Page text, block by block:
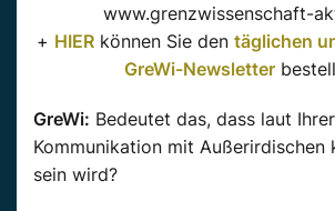
www.grenzwissenschaft-
+ HIER können Sie den täglichen
GreWi-Newsletter
GreWi: Bedeutet das, dass laut
Kommunikation mit Außerirdischen
sein wird?